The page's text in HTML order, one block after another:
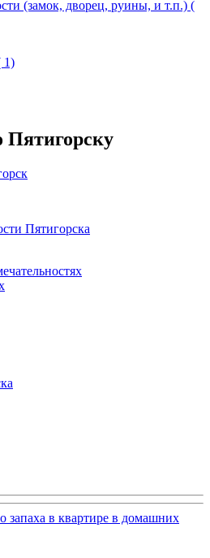
(замок, дворец, руины, и т.п.) (
1)
Пятигорску
Пятигорска
запаха в квартире в домашних